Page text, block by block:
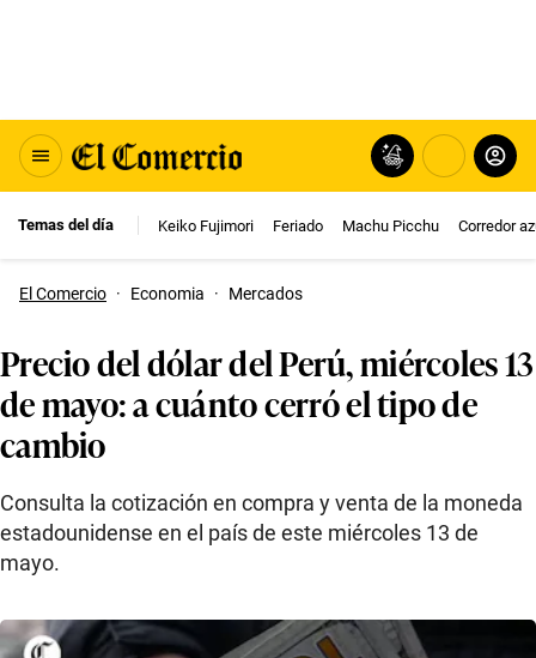
Temas del día Keiko Fujimori Feriado Machu Picchu Corredor
El Comercio · Economia · Mercados
Precio del dólar del Perú, miércoles 13
de mayo: a cuánto cerró el tipo de
cambio
Consulta la cotización en compra y venta de la moneda
estadounidense en el país de este miércoles 13 de
mayo.